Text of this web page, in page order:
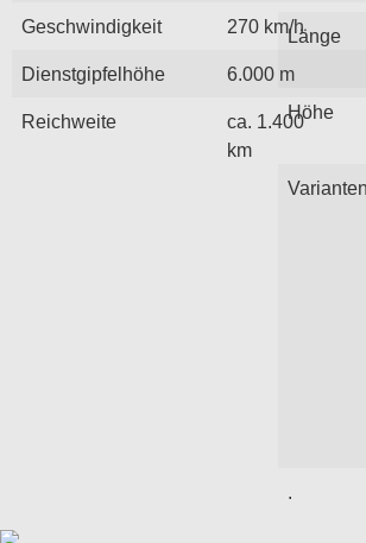
Geschwindigkeit 270 km/h
Dienstgipfelhöhe 6.000 m
Reichweite
ca. 1.400
km
Länge
Höhe
Varianten
.